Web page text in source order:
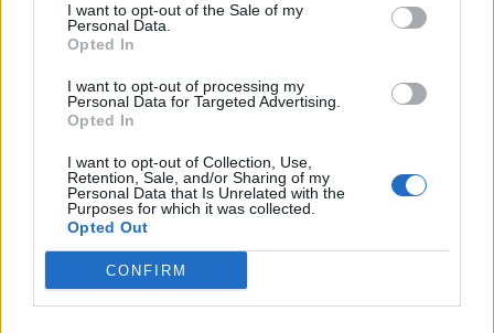
I want to opt-out of the Sale of my
Personal Data.
Opted In
I want to opt-out of processing my
Personal Data for Targeted Advertising.
Opted In
I want to opt-out of Collection, Use,
Retention, Sale, and/or Sharing of my
Personal Data that Is Unrelated with the
Purposes for which it was collected.
Opted Out
CONFIRM
(greenme.it)